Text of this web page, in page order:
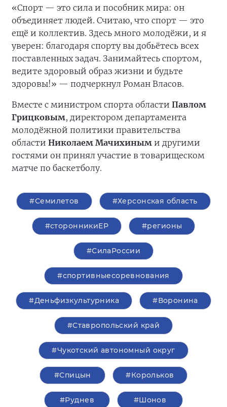
«Спорт — это сила и пособник мира: он
объединяет людей. Считаю, что спорт — это
ещё и коллектив. Здесь много молодёжи, и я
уверен: благодаря спорту вы добьётесь всех
поставленных задач. Занимайтесь спортом,
ведите здоровый образ жизни и будьте
здоровы!» — подчеркнул Роман Власов.
Вместе с министром спорта области Павлом
Грицковым, директором департамента
молодёжной политики правительства
области Николаем Мачихиным и другими
гостями он принял участие в товарищеском
матче по баскетболу.
#Семилетов #Херсонская область
#сторонникиЕР #регионы
#СилаРоссии
#спортивныесоревнования
#Деньфизкультурника #Воронина
#Ставропольский край
#Чукотский автономный округ
#Спицын #Корольков
#Руднев #Шонов